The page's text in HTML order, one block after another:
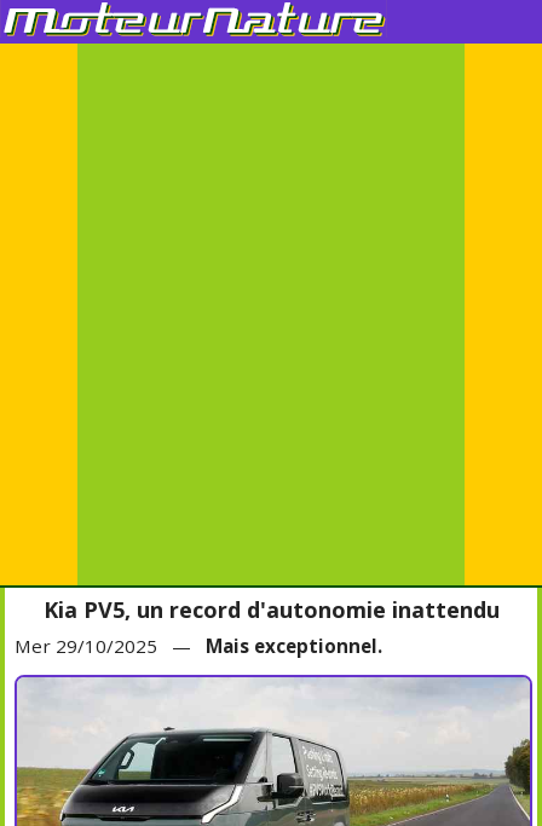
Kia PV5, un record d'autonomie inattendu
Mer 29/10/2025 — Mais exceptionnel.